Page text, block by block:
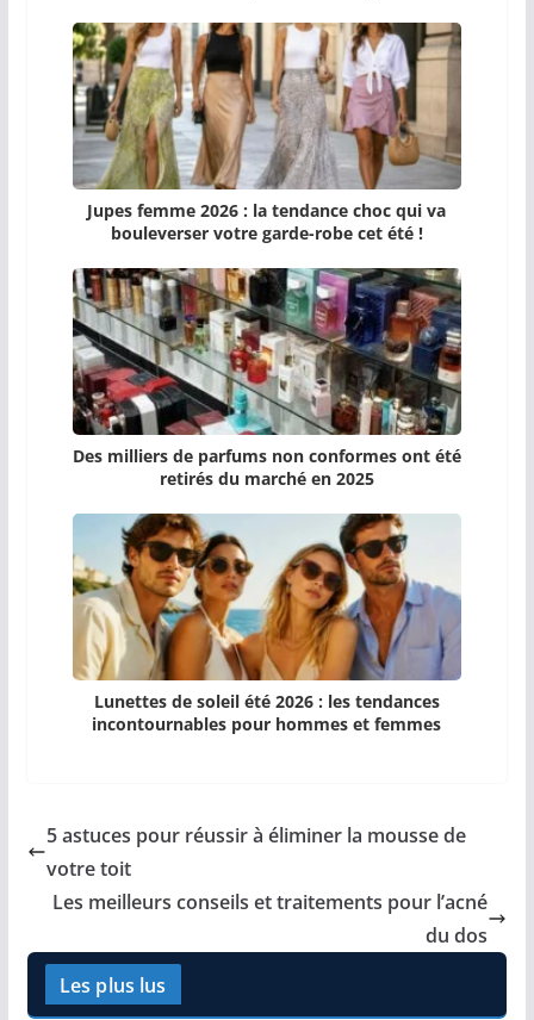
Jupes femme 2026 : la tendance choc qui va
bouleverser votre garde-robe cet été !
Des milliers de parfums non conformes ont été
retirés du marché en 2025
Lunettes de soleil été 2026 : les tendances
incontournables pour hommes et femmes
5 astuces pour réussir à éliminer la mousse de
votre toit
Les meilleurs conseils et traitements pour l’acné
du dos
Les plus lus